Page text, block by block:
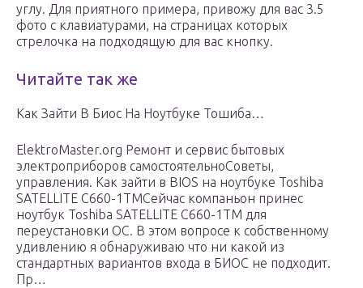
углу. Для приятного примера, привожу для вас 3.5
фото с клавиатурами, на страницах которых
стрелочка на подходящую для вас кнопку.
Читайте так же
Как Зайти В Биос На Ноутбуке Тошиба…
ElektroMaster.org Ремонт и сервис бытовых
электроприборов самостоятельноСоветы,
управления. Как зайти в BIOS на ноутбуке Toshiba
SATELLITE C660-1TMСейчас компаньон принес
ноутбук Toshiba SATELLITE C660-1TM для
переустановки ОС. В этом вопросе к собственному
удивлению я обнаруживаю что ни какой из
стандартных вариантов входа в БИОС не подходит.
Пр…